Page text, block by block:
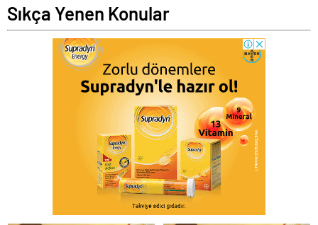
Sıkça Yenen Konular